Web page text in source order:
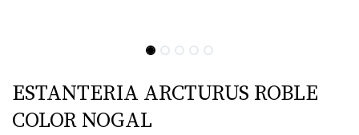
ESTANTERIA ARCTURUS ROBLE
COLOR NOGAL